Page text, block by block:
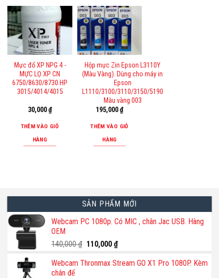
Mực đổ XP NPG 4 -
MỰC LỌ XP CN
6750/8630/8730.HP
3015/4014/4015
30,000₫
THÊM VÀO GIỎ
HÀNG
Hộp mực Zin Epson L3110Y
(Màu Vàng). Dùng cho máy in
Epson
L1110/3100/3110/3150/5190
Màu vàng 003
195,000₫
THÊM VÀO GIỎ
HÀNG
SẢN PHẨM MỚI
Webcam PC 1080p. Có MIC , chân Jac USB. Hàng
OEM
140,000₫ Giá
gốc
là:
110,000 ₫Giá
hiện
tại
Webcam Thronmax Stream GO X1 Pro 1080P. Kèm
chân đế